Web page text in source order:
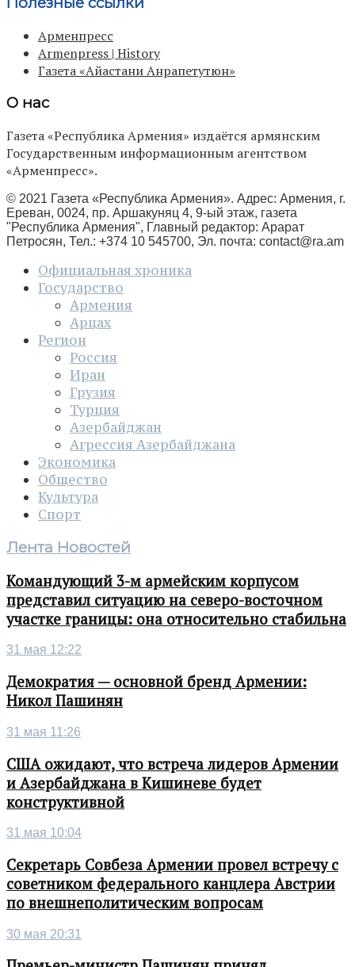
Арменпресс
Armenpress | History
Газета «Айастани Анрапетутюн»
О нас
Газета «Республика Армения» издаётся армянским
Государственным информационным агентством
«Арменпресс».
© 2021 Газета «Республика Армения». Адрес: Армения, г.
Ереван, 0024, пр. Аршакуняц 4, 9-ый этаж, газета
"Республика Армения", Главный редактор: Арарат
Петросян, Тел.: +374 10 545700, Эл. почта: contact@ra.am
Официальная хроника
Государство
Армения
Арцах
Регион
Россия
Иран
Грузия
Турция
Азербайджан
Агрессия Азербайджана
Экономика
Общество
Культура
Спорт
Лента Новостей
Командующий 3-м армейским корпусом
представил ситуацию на северо-восточном
участке границы: она относительно стабильна
31 мая 12:22
Демократия — основной бренд Армении:
Никол Пашинян
31 мая 11:26
США ожидают, что встреча лидеров Армении
и Азербайджана в Кишиневе будет
конструктивной
31 мая 10:04
Секретарь Совбеза Армении провел встречу с
советником федерального канцлера Австрии
по внешнеполитическим вопросам
30 мая 20:31